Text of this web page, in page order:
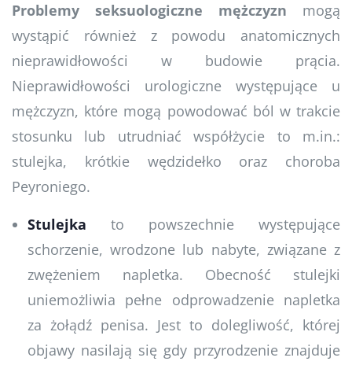
Problemy seksuologiczne mężczyzn mogą
wystąpić również z powodu anatomicznych
nieprawidłowości w budowie prącia.
Nieprawidłowości urologiczne występujące u
mężczyzn, które mogą powodować ból w trakcie
stosunku lub utrudniać współżycie to m.in.:
stulejka, krótkie wędzidełko oraz choroba
Peyroniego.
Stulejka to powszechnie występujące
schorzenie, wrodzone lub nabyte, związane z
zwężeniem napletka. Obecność stulejki
uniemożliwia pełne odprowadzenie napletka
za żołądź penisa. Jest to dolegliwość, której
objawy nasilają się gdy przyrodzenie znajduje